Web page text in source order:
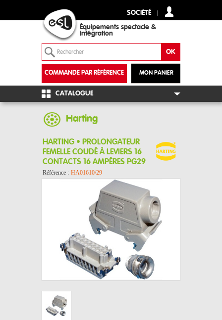
SOCIÉTÉ
Équipements spectacle &
intégration
MON PANIER
COMMANDE PAR RÉFÉRENCE
+
CATALOGUE
Harting
HARTING • PROLONGATEUR
FEMELLE COUDÉ À LEVIERS 16
CONTACTS 16 AMPÈRES PG29
Référence : HA01610/29